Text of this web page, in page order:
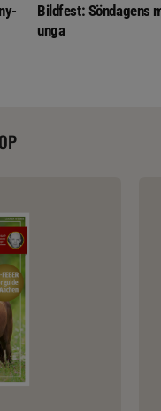
Bildfest: Söndagens
unga